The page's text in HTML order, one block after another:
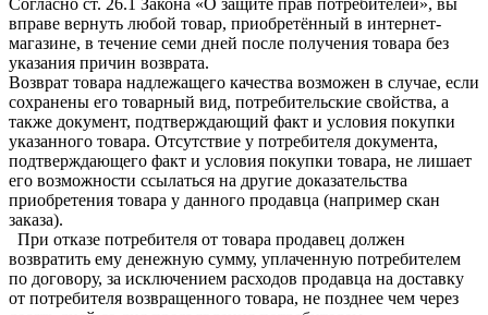
вправе вернуть любой товар, приобретённый в интернет-
магазине, в течение семи дней после получения товара без
указания причин возврата.
Возврат товара надлежащего качества возможен в случае, если
сохранены его товарный вид, потребительские свойства, а
также документ, подтверждающий факт и условия покупки
указанного товара. Отсутствие у потребителя документа,
подтверждающего факт и условия покупки товара, не лишает
его возможности ссылаться на другие доказательства
приобретения товара у данного продавца (например скан
заказа).
При отказе потребителя от товара продавец должен
возвратить ему денежную сумму, уплаченную потребителем
по договору, за исключением расходов продавца на доставку
от потребителя возвращенного товара, не позднее чем через